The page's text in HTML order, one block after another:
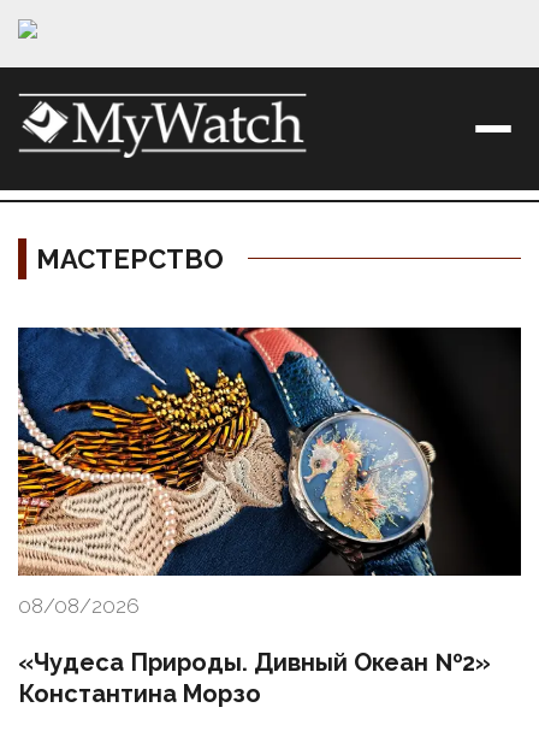
МАСТЕРСТВО
Материалы
08/08/2026
«Чудеса Природы. Дивный Океан №2»
Константина Морзо